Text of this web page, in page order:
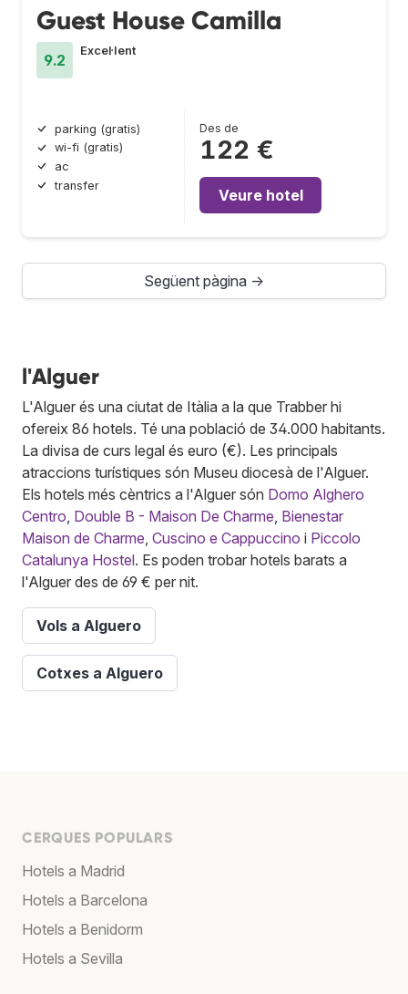
Guest House Camilla
9.2
Excel·lent
parking (gratis)
wi-fi (gratis)
ac
transfer
Des de
122 €
Veure hotel
Següent pàgina →
l'Alguer
L'Alguer és una ciutat de Itàlia a la que Trabber hi
ofereix 86 hotels. Té una població de 34.000 habitants.
La divisa de curs legal és euro (€). Les principals
atraccions turístiques són Museu diocesà de l'Alguer.
Els hotels més cèntrics a l'Alguer són Domo Alghero
Centro Double B - Maison De Charme Bienestar
Maison de Charme Cuscino e Cappuccino i Piccolo
Catalunya Hostel. Es poden trobar hotels barats a
l'Alguer des de 69 € per nit.
Vols a Alguero
Cotxes a Alguero
CERQUES POPULARS
Hotels a Madrid
Hotels a Barcelona
Hotels a Benidorm
Hotels a Sevilla